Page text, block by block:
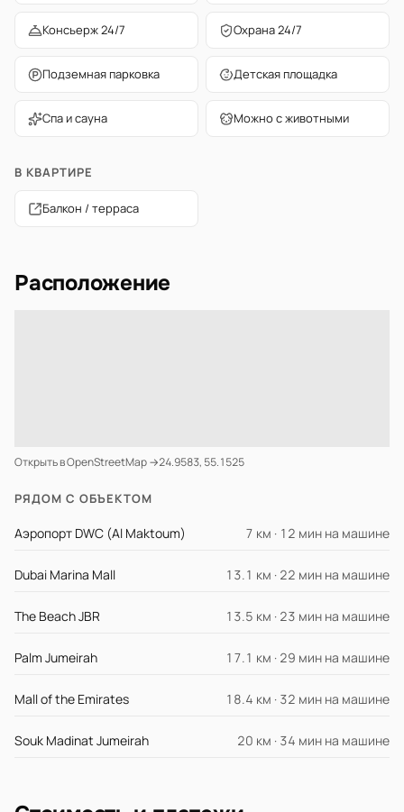
Консьерж 24/7 Охрана 24/7
Подземная парковка Детская площадка
Спа и сауна Можно с животными
В КВАРТИРЕ
Балкон / терраса
Расположение
Открыть в OpenStreetMap →24.9583, 55.1525
РЯДОМ С ОБЪЕКТОМ
Аэропорт DWC (Al Maktoum) 7 км · 12 мин на машине
Dubai Marina Mall 13.1 км · 22 мин на машине
The Beach JBR 13.5 км · 23 мин на машине
Palm Jumeirah 17.1 км · 29 мин на машине
Mall of the Emirates 18.4 км · 32 мин на машине
Souk Madinat Jumeirah 20 км · 34 мин на машине